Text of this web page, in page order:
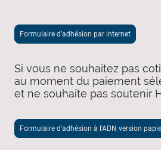
Formulaire d’adhésion par internet
Si vous ne souhaitez pas
au moment du paiement
et ne souhaite pas soutenir
Formulaire d'adhésion à l'ADN version